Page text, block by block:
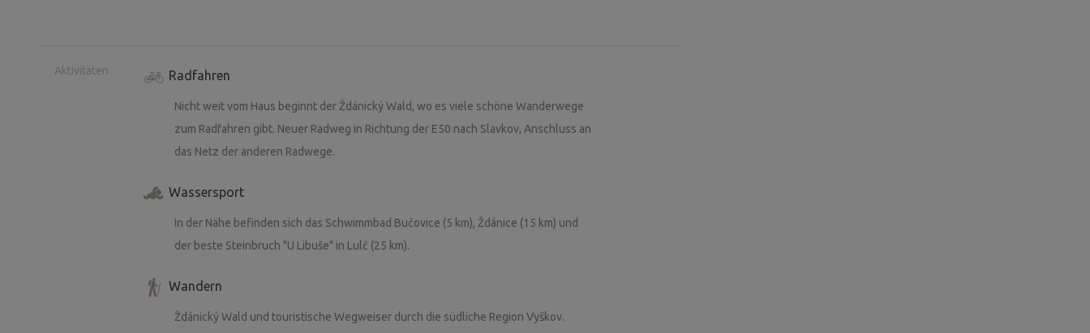
Auto etwa zehn.
Der Ort eignet sich als Ausgangspunkt für einen Besuch der nahegelegenen Orte
Bučovice (Schloss) oder Slavkov bei Brünn. Er bietet Möglichkeiten für Radfahrer und
Chřibské-Wälder ein.
Wir beraten Sie gerne.
Aktivitäten Radfahren
Nicht weit vom Haus beginnt der Ždánický Wald, wo es viele schöne Wanderwege
zum Radfahren gibt. Neuer Radweg in Richtung der E50 nach Slavkov, Anschluss an
das Netz der anderen Radwege.
Wassersport
In der Nähe befinden sich das Schwimmbad Bučovice (5 km), Ždánice (15 km) und
der beste Steinbruch "U Libuše" in Lulč (25 km).
Wandern
Ždánický Wald und touristische Wegweiser durch die südliche Region Vyškov.